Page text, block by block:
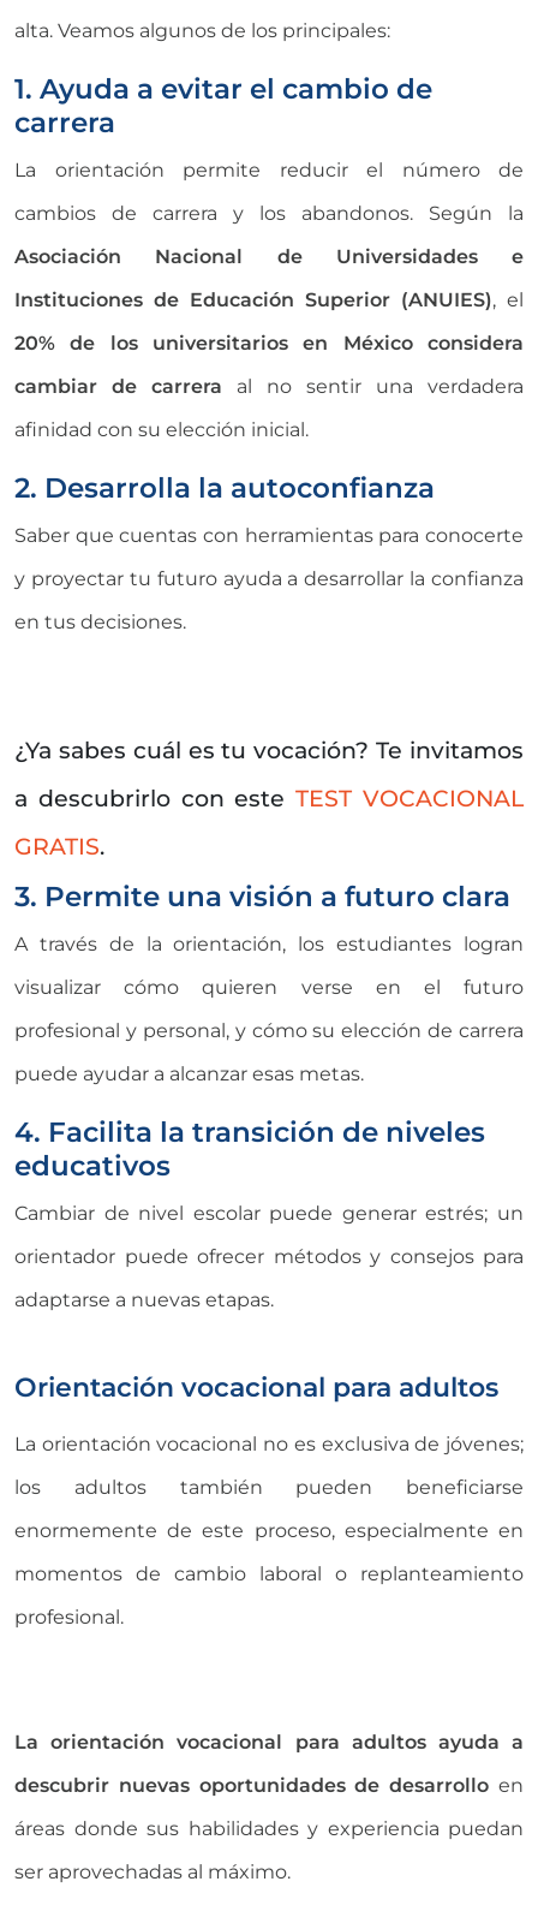
alta. Veamos algunos de los principales:
1. Ayuda a evitar el cambio de
carrera
La orientación permite reducir el número de
cambios de carrera y los abandonos. Según la
Asociación Nacional de Universidades e
Instituciones de Educación Superior (ANUIES), el
20% de los universitarios en México considera
cambiar de carrera al no sentir una verdadera
afinidad con su elección inicial.
2. Desarrolla la autoconfianza
Saber que cuentas con herramientas para conocerte
y proyectar tu futuro ayuda a desarrollar la confianza
en tus decisiones.
¿Ya sabes cuál es tu vocación? Te invitamos
a descubrirlo con esteTEST VOCACIONAL
GRATIS.
3. Permite una visión a futuro clara
A través de la orientación, los estudiantes logran
visualizar cómo quieren verse en el futuro
profesional y personal, y cómo su elección de carrera
puede ayudar a alcanzar esas metas.
4. Facilita la transición de niveles
educativos
Cambiar de nivel escolar puede generar estrés; un
orientador puede ofrecer métodos y consejos para
adaptarse a nuevas etapas.
Orientación vocacional para adultos
La orientación vocacional no es exclusiva de jóvenes;
los adultos también pueden beneficiarse
enormemente de este proceso, especialmente en
momentos de cambio laboral o replanteamiento
profesional.
La orientación vocacional para adultos ayuda a
descubrir nuevas oportunidades de desarrollo en
áreas donde sus habilidades y experiencia puedan
ser aprovechadas al máximo.